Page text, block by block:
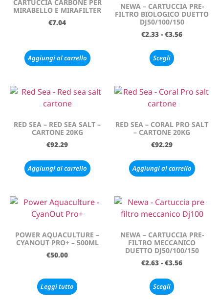
CARTUCCIA CARBONE PER
MIRABELLO E MIRAFILTER
€7.04
Aggiungi al carrello
NEWA – CARTUCCIA PRE-
FILTRO BIOLOGICO DUETTO
DJ50/100/150
€2.33 - €3.56
Scegli
RED SEA – RED SEA SALT –
CARTONE 20KG
€92.29
Aggiungi al carrello
RED SEA – CORAL PRO SALT
– CARTONE 20KG
€92.29
Aggiungi al carrello
POWER AQUACULTURE –
CYANOUT PRO+ – 500ML
€50.00
Leggi tutto
NEWA – CARTUCCIA PRE-
FILTRO MECCANICO
DUETTO DJ50/100/150
€2.63 - €3.56
Scegli